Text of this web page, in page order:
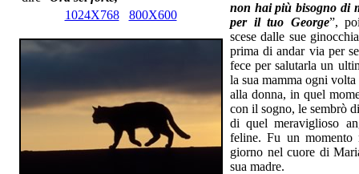
non hai più bisogno di
per il tuo George”,
scese dalle sue
prima di andar via per
fece per salutarla un
la sua mamma ogni
alla donna, in quel
con il sogno, le sembrò
di quel meraviglioso
feline. Fu un momento
giorno nel cuore di
sua madre.
1024X768 800X600